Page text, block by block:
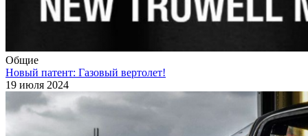
Общие
Новый патент: Газовый вертолет!
19 июля 2024